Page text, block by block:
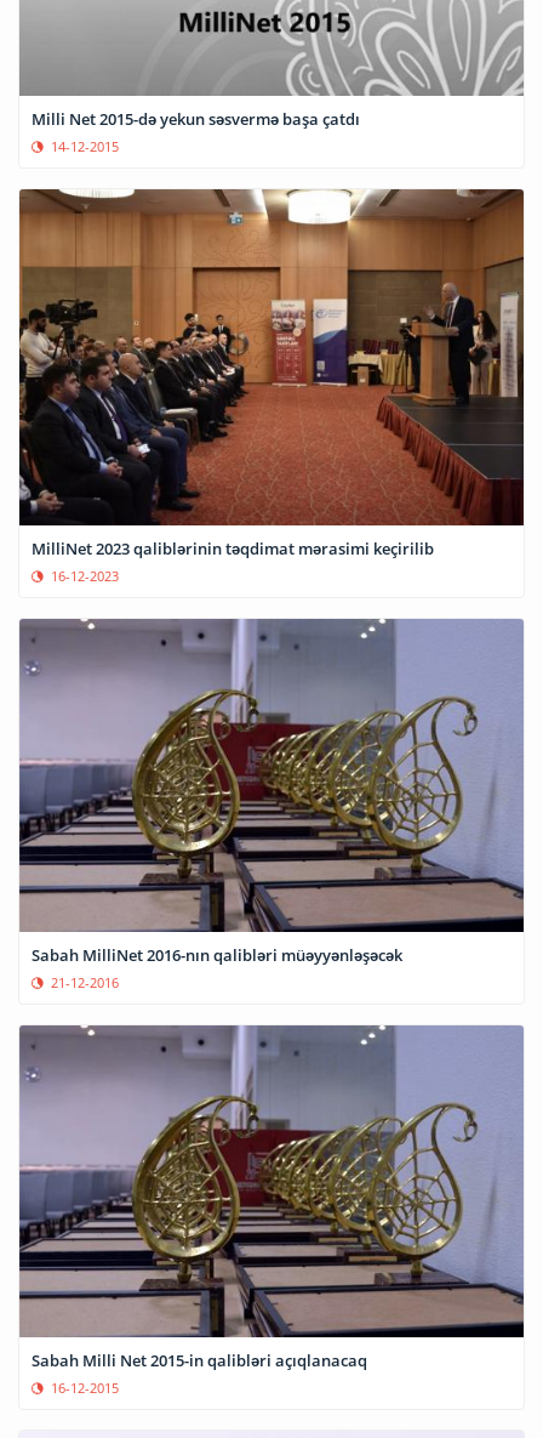
Milli Net 2015-də yekun səsvermə başa çatdı
14-12-2015
MilliNet 2023 qaliblərinin təqdimat mərasimi keçirilib
16-12-2023
Sabah MilliNet 2016-nın qalibləri müəyyənləşəcək
21-12-2016
Sabah Milli Net 2015-in qalibləri açıqlanacaq
16-12-2015